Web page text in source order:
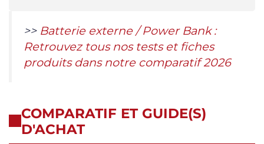
>> Batterie externe / Power Bank :
Retrouvez tous nos tests et fiches
produits dans notre comparatif 2026
COMPARATIF ET GUIDE(S)
D'ACHAT